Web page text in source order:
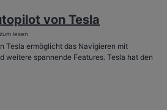
von Tesla
lesen
Tesla ermöglicht das Navigieren mit
weitere spannende Features. Tesla hat den